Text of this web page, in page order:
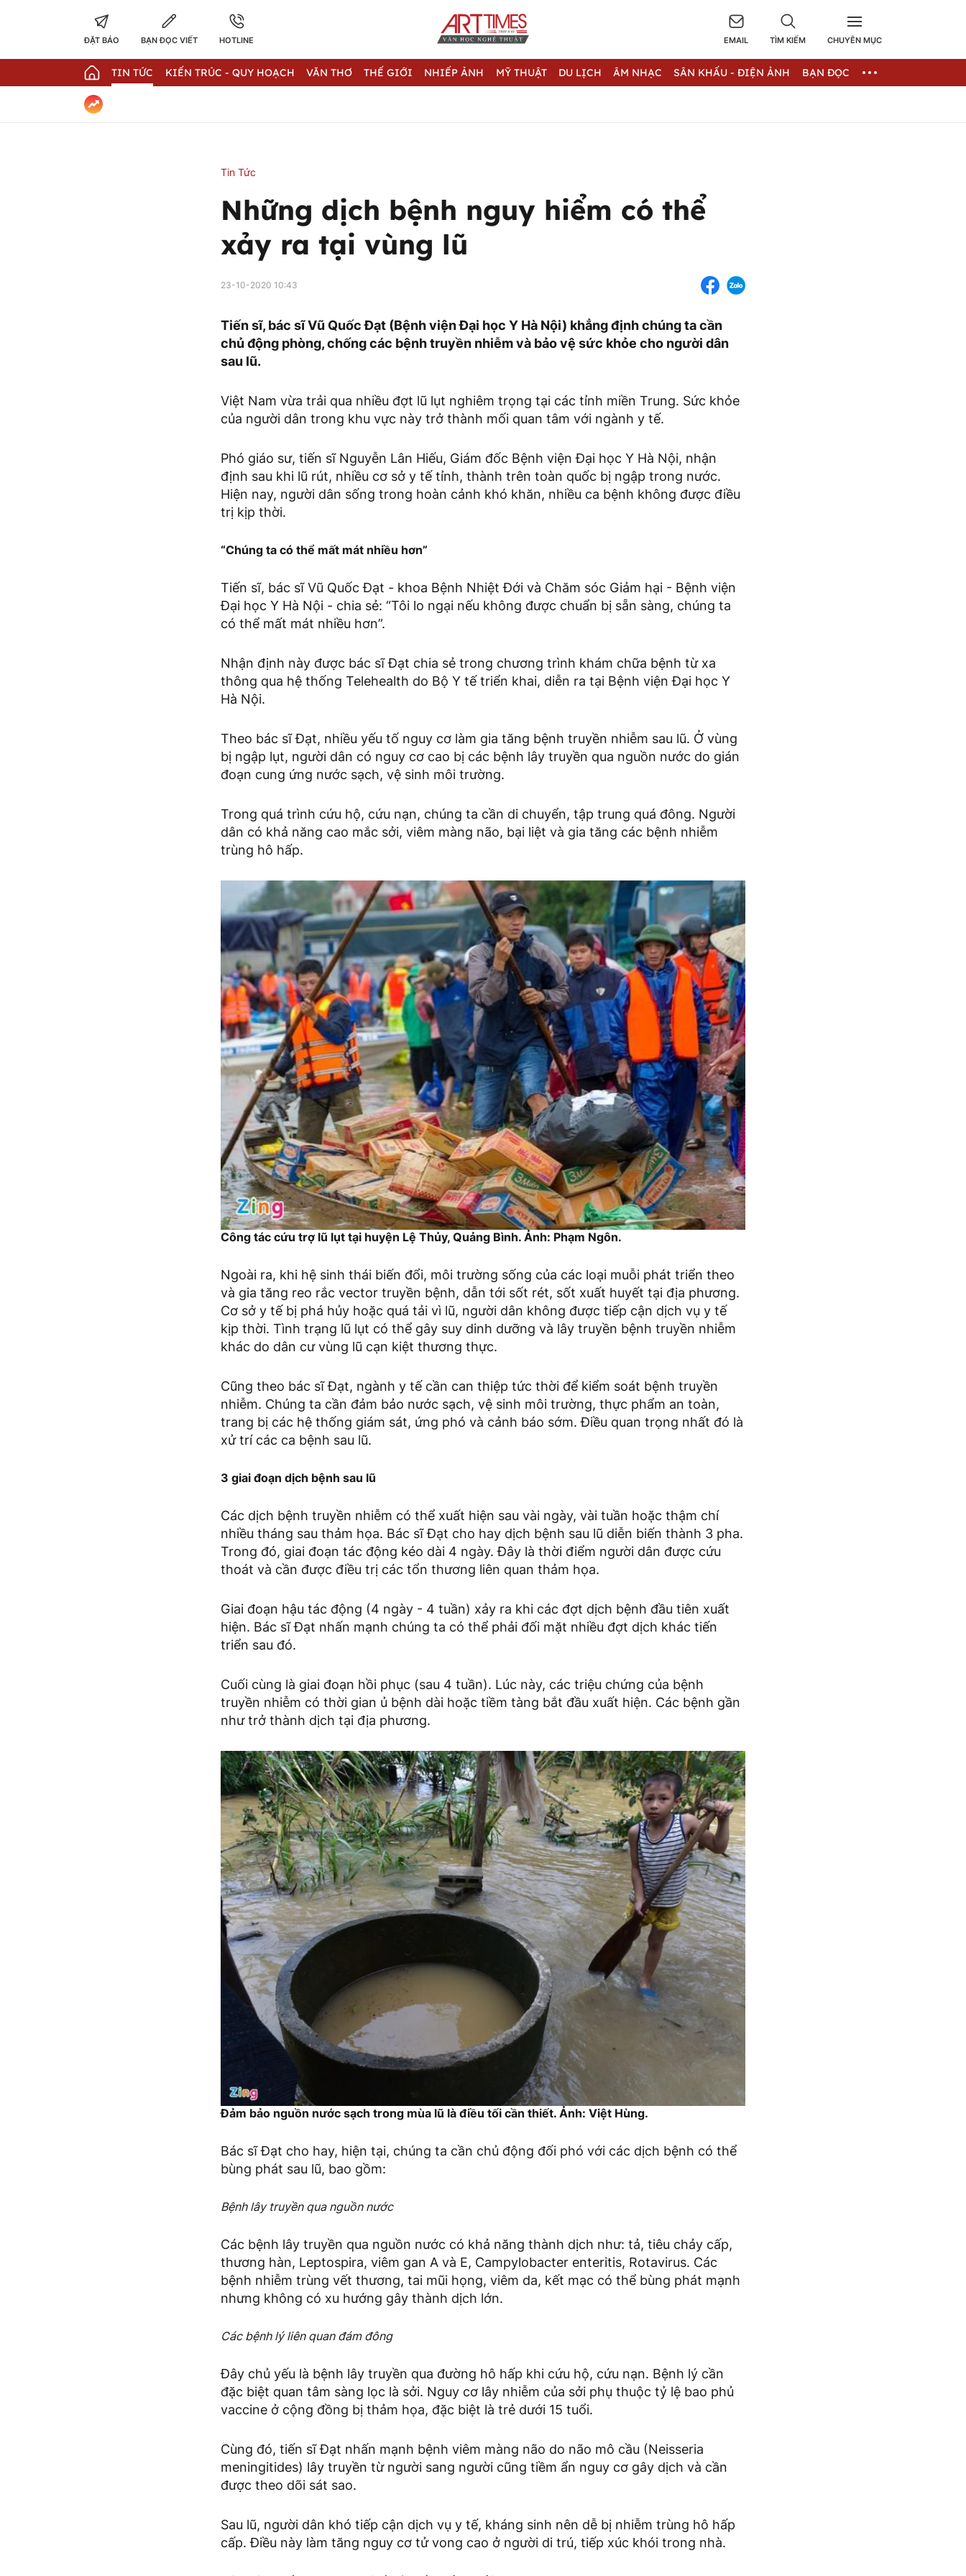
ĐẶT BÁO BẠN ĐỌC VIẾT HOTLINE EMAIL TÌM KIẾM CHUYÊN MỤC
TIN TỨC KIẾN TRÚC - QUY HOẠCH VĂN THƠ THẾ GIỚI NHIẾP ẢNH MỸ THUẬT DU LỊCH ÂM NHẠC SÂN KHẤU - ĐIỆN ẢNH BẠN ĐỌC
Tin Tức
Những dịch bệnh nguy hiểm có thể
xảy ra tại vùng lũ
23-10-2020 10:43
Tiến sĩ, bác sĩ Vũ Quốc Đạt (Bệnh viện Đại học Y Hà Nội) khẳng định chúng ta cần
chủ động phòng, chống các bệnh truyền nhiễm và bảo vệ sức khỏe cho người dân
sau lũ.
Việt Nam vừa trải qua nhiều đợt lũ lụt nghiêm trọng tại các tỉnh miền Trung. Sức khỏe
của người dân trong khu vực này trở thành mối quan tâm với ngành y tế.
Phó giáo sư, tiến sĩ Nguyễn Lân Hiếu, Giám đốc Bệnh viện Đại học Y Hà Nội, nhận
định sau khi lũ rút, nhiều cơ sở y tế tỉnh, thành trên toàn quốc bị ngập trong nước.
Hiện nay, người dân sống trong hoàn cảnh khó khăn, nhiều ca bệnh không được điều
trị kịp thời.
“Chúng ta có thể mất mát nhiều hơn”
Tiến sĩ, bác sĩ Vũ Quốc Đạt - khoa Bệnh Nhiệt Đới và Chăm sóc Giảm hại - Bệnh viện
Đại học Y Hà Nội - chia sẻ: “Tôi lo ngại nếu không được chuẩn bị sẵn sàng, chúng ta
có thể mất mát nhiều hơn”.
Nhận định này được bác sĩ Đạt chia sẻ trong chương trình khám chữa bệnh từ xa
thông qua hệ thống Telehealth do Bộ Y tế triển khai, diễn ra tại Bệnh viện Đại học Y
Hà Nội.
Theo bác sĩ Đạt, nhiều yếu tố nguy cơ làm gia tăng bệnh truyền nhiễm sau lũ. Ở vùng
bị ngập lụt, người dân có nguy cơ cao bị các bệnh lây truyền qua nguồn nước do gián
đoạn cung ứng nước sạch, vệ sinh môi trường.
Trong quá trình cứu hộ, cứu nạn, chúng ta cần di chuyển, tập trung quá đông. Người
dân có khả năng cao mắc sởi, viêm màng não, bại liệt và gia tăng các bệnh nhiễm
trùng hô hấp.
Công tác cứu trợ lũ lụt tại huyện Lệ Thủy, Quảng Bình. Ảnh: Phạm Ngôn.
Ngoài ra, khi hệ sinh thái biến đổi, môi trường sống của các loại muỗi phát triển theo
và gia tăng reo rắc vector truyền bệnh, dẫn tới sốt rét, sốt xuất huyết tại địa phương.
Cơ sở y tế bị phá hủy hoặc quá tải vì lũ, người dân không được tiếp cận dịch vụ y tế
kịp thời. Tình trạng lũ lụt có thể gây suy dinh dưỡng và lây truyền bệnh truyền nhiễm
khác do dân cư vùng lũ cạn kiệt thương thực.
Cũng theo bác sĩ Đạt, ngành y tế cần can thiệp tức thời để kiểm soát bệnh truyền
nhiễm. Chúng ta cần đảm bảo nước sạch, vệ sinh môi trường, thực phẩm an toàn,
trang bị các hệ thống giám sát, ứng phó và cảnh báo sớm. Điều quan trọng nhất đó là
xử trí các ca bệnh sau lũ.
3 giai đoạn dịch bệnh sau lũ
Các dịch bệnh truyền nhiễm có thể xuất hiện sau vài ngày, vài tuần hoặc thậm chí
nhiều tháng sau thảm họa. Bác sĩ Đạt cho hay dịch bệnh sau lũ diễn biến thành 3 pha.
Trong đó, giai đoạn tác động kéo dài 4 ngày. Đây là thời điểm người dân được cứu
thoát và cần được điều trị các tổn thương liên quan thảm họa.
Giai đoạn hậu tác động (4 ngày - 4 tuần) xảy ra khi các đợt dịch bệnh đầu tiên xuất
hiện. Bác sĩ Đạt nhấn mạnh chúng ta có thể phải đối mặt nhiều đợt dịch khác tiến
triển sau đó.
Cuối cùng là giai đoạn hồi phục (sau 4 tuần). Lúc này, các triệu chứng của bệnh
truyền nhiễm có thời gian ủ bệnh dài hoặc tiềm tàng bắt đầu xuất hiện. Các bệnh gần
như trở thành dịch tại địa phương.
Đảm bảo nguồn nước sạch trong mùa lũ là điều tối cần thiết. Ảnh: Việt Hùng.
Bác sĩ Đạt cho hay, hiện tại, chúng ta cần chủ động đối phó với các dịch bệnh có thể
bùng phát sau lũ, bao gồm:
Bệnh lây truyền qua nguồn nước
Các bệnh lây truyền qua nguồn nước có khả năng thành dịch như: tả, tiêu chảy cấp,
thương hàn, Leptospira, viêm gan A và E, Campylobacter enteritis, Rotavirus. Các
bệnh nhiễm trùng vết thương, tai mũi họng, viêm da, kết mạc có thể bùng phát mạnh
nhưng không có xu hướng gây thành dịch lớn.
Các bệnh lý liên quan đám đông
Đây chủ yếu là bệnh lây truyền qua đường hô hấp khi cứu hộ, cứu nạn. Bệnh lý cần
đặc biệt quan tâm sàng lọc là sởi. Nguy cơ lây nhiễm của sởi phụ thuộc tỷ lệ bao phủ
vaccine ở cộng đồng bị thảm họa, đặc biệt là trẻ dưới 15 tuổi.
Cùng đó, tiến sĩ Đạt nhấn mạnh bệnh viêm màng não do não mô cầu (Neisseria
meningitides) lây truyền từ người sang người cũng tiềm ẩn nguy cơ gây dịch và cần
được theo dõi sát sao.
Sau lũ, người dân khó tiếp cận dịch vụ y tế, kháng sinh nên dễ bị nhiễm trùng hô hấp
cấp. Điều này làm tăng nguy cơ tử vong cao ở người di trú, tiếp xúc khói trong nhà.